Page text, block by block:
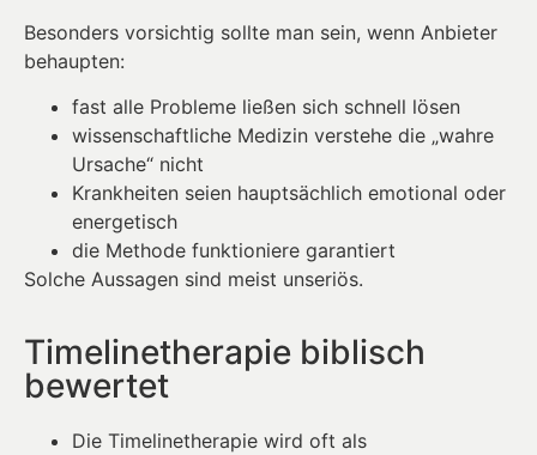
Besonders vorsichtig sollte man sein, wenn Anbieter
behaupten:
fast alle Probleme ließen sich schnell lösen
wissenschaftliche Medizin verstehe die „wahre
Ursache“ nicht
Krankheiten seien hauptsächlich emotional oder
energetisch
die Methode funktioniere garantiert
Solche Aussagen sind meist unseriös.
Timelinetherapie biblisch
bewertet
Die Timelinetherapie wird oft als